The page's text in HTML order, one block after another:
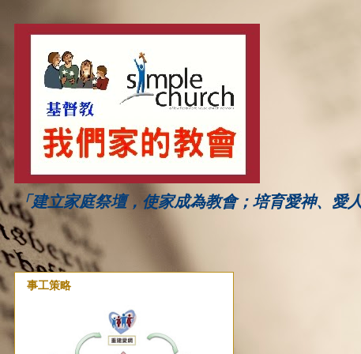
「建立家庭祭壇，使家成為教會；培育愛神、愛
事工策略